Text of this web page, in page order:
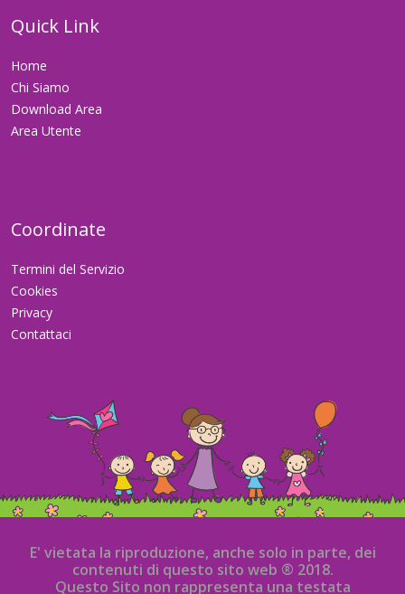
Quick Link
Home
Chi Siamo
Download Area
Area Utente
Coordinate
Termini del Servizio
Cookies
Privacy
Contattaci
E' vietata la riproduzione, anche solo in parte, dei
contenuti di questo sito web ® 2018.
Questo Sito non rappresenta una testata